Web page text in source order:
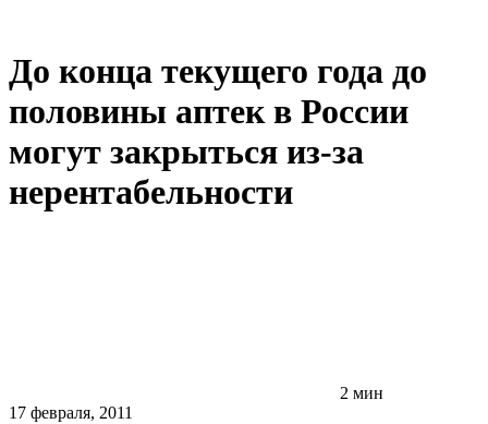
До конца текущего года до
половины аптек в России
могут закрыться из-за
нерентабельности
2 мин
17 февраля, 2011